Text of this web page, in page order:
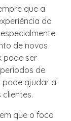
que a
do
de novos
pode ser
de
pode ajudar a
que o foco